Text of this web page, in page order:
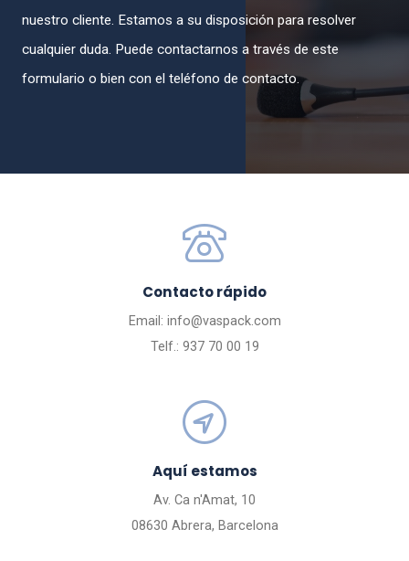
nuestro cliente. Estamos a su disposición para resolver
cualquier duda. Puede contactarnos a través de este
formulario o bien con el teléfono de contacto.
Contacto rápido
Email: info@vaspack.com
Telf.: 937 70 00 19
Aquí estamos
Av. Ca n'Amat, 10
08630 Abrera, Barcelona